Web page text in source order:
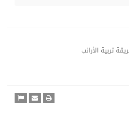
تربية الأرانب